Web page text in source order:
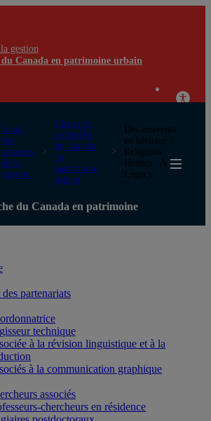
gestion
du Canada en patrimoine urbain
École
des
sciences
de la
gestion
Chaire de
recherche
du Canada
en
patrimoine
urbain
Des couvents
en héritage /
Religious
Houses : A
Legacy
du Canada en patrimoine
partenariats
technique
à la révision linguistique et à la
à la communication graphique
associés
chercheurs en résidence